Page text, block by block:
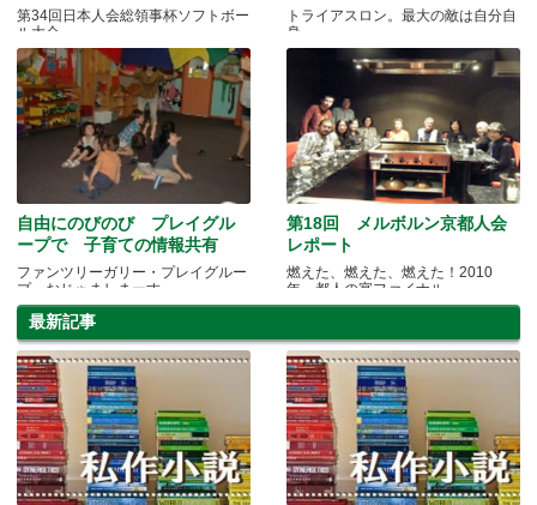
第34回日本人会総領事杯ソフトボー
ル大会
トライアスロン。最大の敵は自分自
身
自由にのびのび プレイグル
ープで 子育ての情報共有
ファンツリーガリー・プレイグルー
プ おじゃましまーす
第18回 メルボルン京都人会
レポート
燃えた、燃えた、燃えた！2010
年、都人の宴ファイナル。
最新記事